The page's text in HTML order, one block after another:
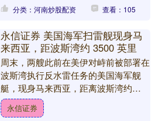
分类：河南炒股配资 查看：105
永信证券 美国海军扫雷舰现身马
来西亚，距波斯湾约 3500 英里
周末，两艘此前在美伊对峙前被部署在
波斯湾执行反水雷任务的美国海军舰
艇，现身马来西亚，距离波斯湾约
3500 英里。 这两艘濒海战斗舰
（LCS）——塔尔萨号（US....
永信证券